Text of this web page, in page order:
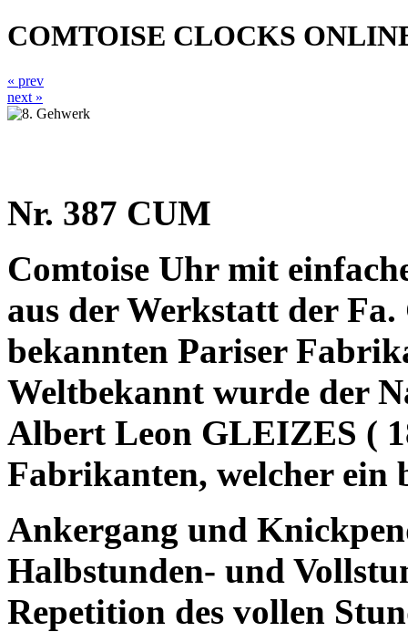
COMTOISE CLOCKS
« prev
next »
Nr. 387 CUM
Comtoise Uhr mit
aus der Werkstatt der
bekannten Pariser
Weltbekannt wurde der
Albert Leon GLEIZES (
Fabrikanten, welcher
Ankergang und
Halbstunden- und
Repetition des vollen